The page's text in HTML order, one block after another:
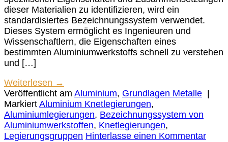
dieser Materialien zu identifizieren, wird ein
standardisiertes Bezeichnungssystem verwendet.
Dieses System ermöglicht es Ingenieuren und
Wissenschaftlern, die Eigenschaften eines
bestimmten Aluminiumwerkstoffs schnell zu verstehen
und […]
Weiterlesen →
Veröffentlicht am Aluminium, Grundlagen Metalle
Markiert Aluminium Knetlegierungen,
Aluminiumlegierungen, Bezeichnungssystem von
Aluminiumwerkstoffen, Knetlegierungen,
Legierungsgruppen Hinterlasse einen Kommentar